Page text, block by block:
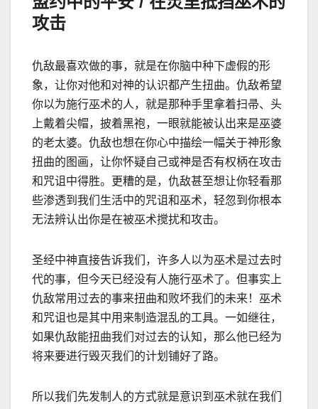
攻击
仇敌最喜欢做的事，就是在你脑中种下虚假的形
象，让你对他和对神的认识都产生扭曲。仇敌希望
你以为施行巫术的人，就是那种手里拿着扫帚、头
上戴着尖帽，披着黑袍，一眼就能被认出来是巫婆
的老太婆。仇敌也想在你心中描绘一幅关于神形象
扭曲的图画，让你怀疑自己或神是否有权柄在攻击
和咒诅中得胜。更糟的是，仇敌甚至想让你轻看那
些渗透到我们生活中的咒诅和巫术，轻忽到你根本
无法辨认出你是在被巫术搅扰和攻击。
圣经中神直接告诉我们，许多人以为巫术是过去时
代的事，但今天已经没有人施行巫术了。但事实上
仇敌常用过去的事来扭曲和败坏我们的未来！巫术
和咒诅也是其中用来制造混乱的工具。一如继往，
如果仇敌能扭曲我们对过去的认知，那么他已经为
将来要进行毁灭我们的计划铺好了路。
所以我们先发制人的方式就是意识到巫术就在我们